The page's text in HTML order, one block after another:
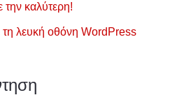
την καλύτερη!
λευκή οθόνη WordPress